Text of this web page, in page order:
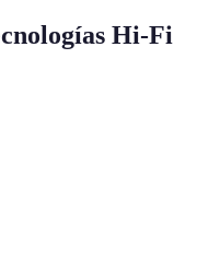
Hi-Fi